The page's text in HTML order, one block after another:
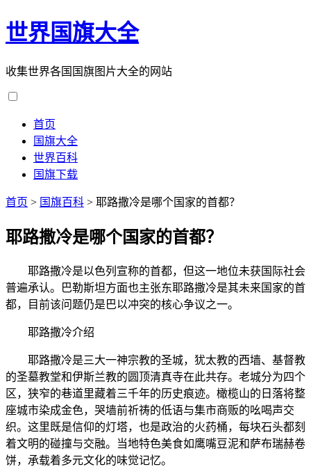
世界国旗大全
收集世界各国国旗图片大全的网站
首页
国旗大全
世界百科
国旗下载
首页 > 国旗百科 > 耶路撒冷是哪个国家的首都？
耶路撒冷是哪个国家的首都？
耶路撒冷是以色列宣称的首都，但这一地位未获国际社会
普遍承认。巴勒斯坦方面也主张东耶路撒冷是其未来国家的首
都，目前该问题仍是巴以冲突的核心争议之一。
耶路撒冷介绍
耶路撒冷是三大一神宗教的圣城，犹太教的西墙、基督教
的圣墓教堂和伊斯兰教的圆顶清真寺在此共存。老城分为四个
区，狭窄的巷道里藏着三千年的历史痕迹。橄榄山的日落将整
座城市染成金色，哭墙前祈祷的低语与集市商贩的吆喝声交
织。这里既是信仰的灯塔，也是政治的火药桶，每块石头都刻
着文明的碰撞与交融。当地特色美食如鹰嘴豆泥和萨布瑞赫卷
饼，承载着多元文化的味觉记忆。